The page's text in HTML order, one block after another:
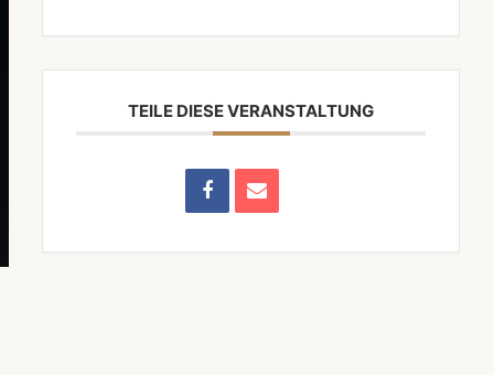
TEILE DIESE VERANSTALTUNG